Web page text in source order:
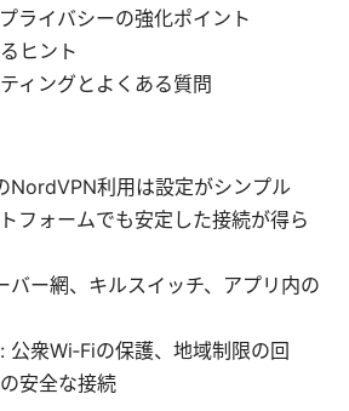
ライバシーの強化ポイント
ヒント
ィングとよくある質問
NordVPN利用は設定がシンプル
フォームでも安定した接続が得ら
バー網、キルスイッチ、アプリ内の
公衆Wi‑Fiの保護、地域制限の回
安全な接続